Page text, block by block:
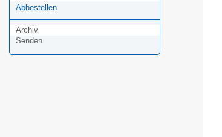
Abbestellen
Archiv
Senden